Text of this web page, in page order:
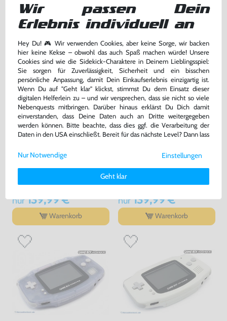
DAS HABEN ANDERE DAZU
GEKAUFT
Konsole #lila - purple
nur139,99 €
Warenkorb
Konsole #pink - rosa / Clear Red
gebraucht
nur139,99 €
Warenkorb
Wir passen Dein
Erlebnis individuell an
Hey Du! 🎮 Wir verwenden Cookies, aber keine Sorge, wir backen
hier keine Kekse – obwohl das auch Spaß machen würde! Unsere
Cookies sind wie die Sidekick-Charaktere in Deinem Lieblingsspiel:
Sie sorgen für Zuverlässigkeit, Sicherheit und ein bisschen
persönliche Anpassung, damit Dein Einkaufserlebnis einzigartig ist.
Wenn Du auf "Geht klar" klickst, stimmst Du dem Einsatz dieser
digitalen Helferlein zu – und wir versprechen, dass sie nicht so viele
Nebenquests mitbringen. Darüber hinaus erklärst Du Dich damit
einverstanden, dass Deine Daten auch an Dritte weitergegeben
werden können. Bitte beachte, dass dies ggf. die Verarbeitung der
Daten in den USA einschließt. Bereit für das nächste Level? Dann lass
Weitere Informationen zu den von uns verwendeten Cookies und
Deinen Rechten als Nutzer findest Du in unsererDaten­schutz­
Impressum.
Einstellungen
Geht klar
Nur Notwendige